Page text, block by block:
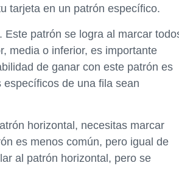
tarjeta en un patrón específico.
patrón se logra al marcar
media o inferior, es importante
de ganar con este patrón es
de una fila sean
horizontal, necesitas marcar
es menos común, pero igual de
al patrón horizontal, pero se